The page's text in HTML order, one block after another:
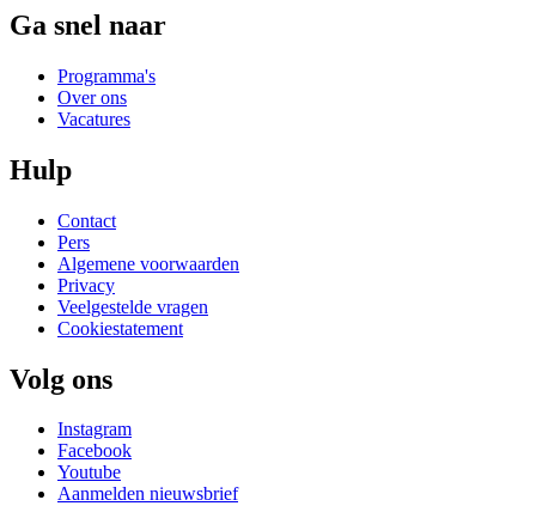
Ga snel naar
Programma's
Over ons
Vacatures
Hulp
Contact
Pers
Algemene voorwaarden
Privacy
Veelgestelde vragen
Cookiestatement
Volg ons
Instagram
Facebook
Youtube
Aanmelden nieuwsbrief